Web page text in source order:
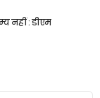
नहीं : डीएम